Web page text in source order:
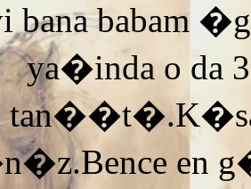
bana babam
ya�inda o da
en